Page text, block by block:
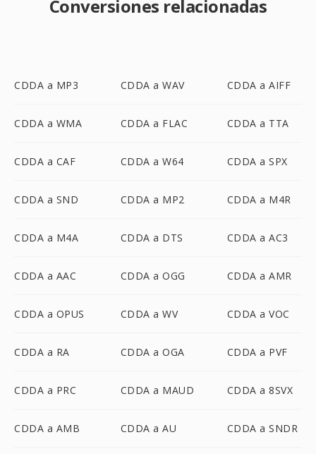
Conversiones relacionadas
CDDA a MP3 CDDA a WAV CDDA a AIFF
CDDA a WMA CDDA a FLAC CDDA a TTA
CDDA a CAF CDDA a W64 CDDA a SPX
CDDA a SND CDDA a MP2 CDDA a M4R
CDDA a M4A CDDA a DTS CDDA a AC3
CDDA a AAC CDDA a OGG CDDA a AMR
CDDA a OPUS CDDA a WV CDDA a VOC
CDDA a RA CDDA a OGA CDDA a PVF
CDDA a PRC CDDA a MAUD CDDA a 8SVX
CDDA a AMB CDDA a AU CDDA a SNDR